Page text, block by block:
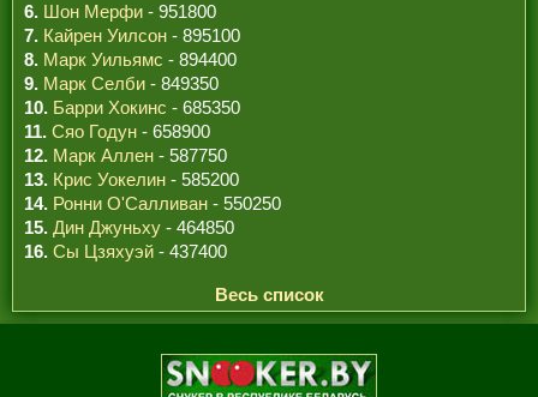
6. Шон Мерфи - 951800
7. Кайрен Уилсон - 895100
8. Марк Уильямс - 894400
9. Марк Селби - 849350
10. Барри Хокинс - 685350
11. Сяо Годун - 658900
12. Марк Аллен - 587750
13. Крис Уокелин - 585200
14. Ронни О'Салливан - 550250
15. Дин Джуньху - 464850
16. Сы Цзяхуэй - 437400
Весь список